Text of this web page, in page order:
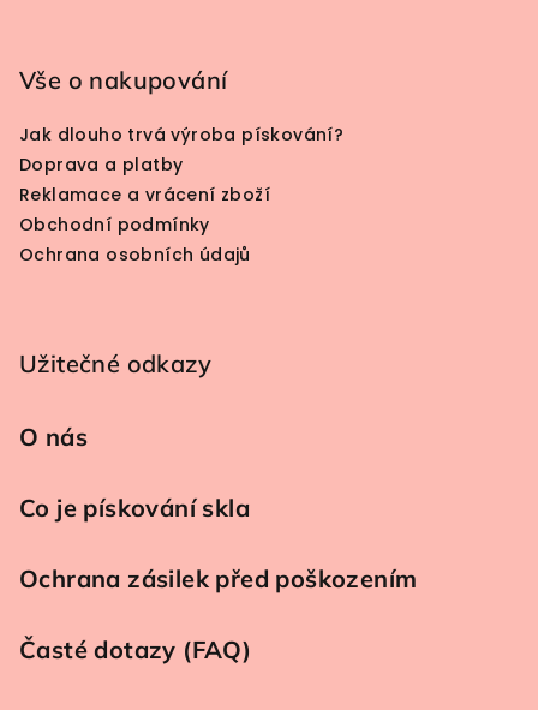
Vše o nakupování
Jak dlouho trvá výroba pískování?
Doprava a platby
Reklamace a vrácení zboží
Obchodní podmínky
Ochrana osobních údajů
Užitečné odkazy
O nás
Co je pískování skla
Ochrana zásilek před poškozením
Časté dotazy (FAQ)